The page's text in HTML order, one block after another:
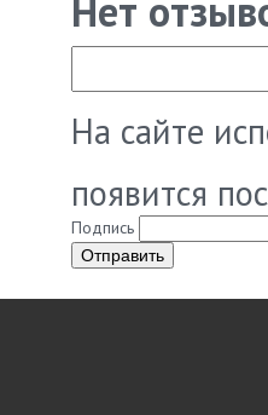
Нет
На сайте
появится
Подпись